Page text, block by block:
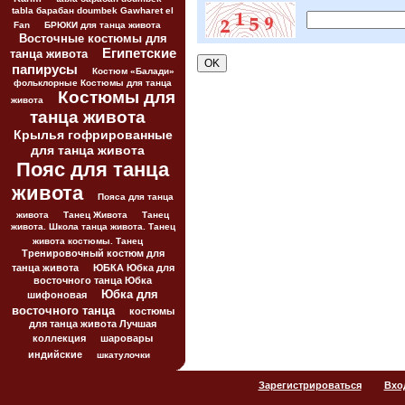
tabla барабан doumbek Gawharet el
Fan
БРЮКИ для танца живота
Восточные костюмы для
танца живота
Египетские
папирусы
Костюм «Балади»
фольклорные Костюмы для танца
живота
Костюмы для
танца живота
Крылья гофрированные
для танца живота
Пояс для танца
живота
Пояса для танца
живота
Танец Живота
Танец
живота. Школа танца живота. Танец
живота костюмы. Танец
Тренировочный костюм для
танца живота
ЮБКА Юбка для
восточного танца Юбка
шифоновая
Юбка для
восточного танца
костюмы
для танца живота Лучшая
коллекция
шаровары
индийские
шкатулочки
Зарегистрироваться